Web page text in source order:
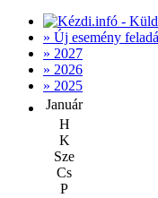
» Új esemény
» 2027
» 2026
» 2025
Január
H
K
Sze
Cs
P